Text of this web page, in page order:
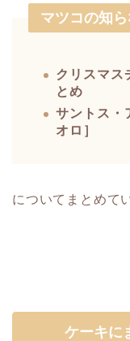
マツコの知
クリスマス
とめ
サントス・
オロ］
についてまとめて
ケーキに